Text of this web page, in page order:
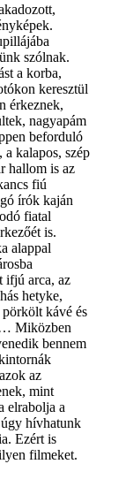
szólnak.
a korba,
keresztül
érkeznek,
nagyapám
beforduló
a kalapos, szép
hallom is az
fiú
írók kaján
fiatal
is.
alappal
ifjú arca, az
hetyke,
kávé és
Miközben
bennem
az
mint
elrabolja a
hívhatunk
Ezért is
filmeket.